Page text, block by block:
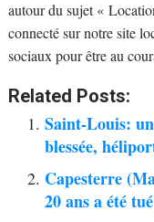
autour du sujet «
connecté sur notre site
sociaux pour être au
Related Posts:
Saint-Louis:
blessée,
Capesterre
20 ans a été